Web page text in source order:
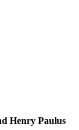
Henry Paulus